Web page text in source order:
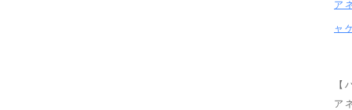
ア
ャ
【
ア